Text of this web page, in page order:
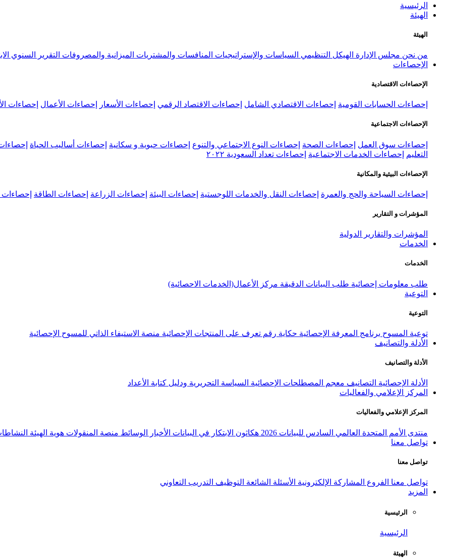
الرئيسية
الهيئة
الهيئة
من نحن مجلس الإدارة الهيكل التنظيمي السياسات والإستراتيجيات المنافسات والمشتريات الميزانية والمصروفات التقرير السنوي
الإحصاءات
الإحصاءات الاقتصادية
إحصاءات الحسابات القومية إحصاءات الاقتصادي الشامل إحصاءات الاقتصاد الرقمي إحصاءات الأسعار إحصاءات الأعمال إحصاءات
الإحصاءات الاجتماعية
إحصاءات سوق العمل إحصاءات الصحة إحصاءات النوع الاجتماعي والتنوع إحصاءات حيوية و سكانية إحصاءات أساليب الحياة
التعليم
إحصاءات الخدمات الاجتماعية إحصاءات تعداد السعودية ٢٠٢٢
الإحصاءات البيئية والمكانية
إحصاءات السياحة والحج والعمرة إحصاءات النقل والخدمات اللوجستية إحصاءات البيئة إحصاءات الزراعة إحصاءات الطاقة إحصاءات
المؤشرات و التقارير
المؤشرات والتقارير الدولية
الخدمات
الخدمات
طلب معلومات إحصائية طلب البيانات الدقيقة مركز الأعمال(الخدمات الاحصائية)
التوعية
التوعية
توعية المسوح برنامج المعرفة الإحصائية حكاية رقم تعرف على المنتجات الإحصائية منصة الاستيفاء الذاتي للمسوح الإحصائية
الأدلة والتصانيف
الأدلة والتصانيف
الأدلة الإحصائية التصانيف معجم المصطلحات الإحصائية السياسة التحريرية ودليل كتابة الأعداد
المركز الإعلامي والفعاليات
المركز الإعلامي والفعاليات
منتدى الأمم المتحدة العالمي السادس للبيانات 2026 هكاثون الابتكار في البيانات الأخبار الوسائط منصة المنقولات هوية الهيئة
تواصل معنا
تواصل معنا
تواصل معنا الفروع المشاركة الإلكترونية الأسئلة الشائعة التوظيف التدريب التعاوني
المزيد
الرئيسية
الرئيسية
الهيئة